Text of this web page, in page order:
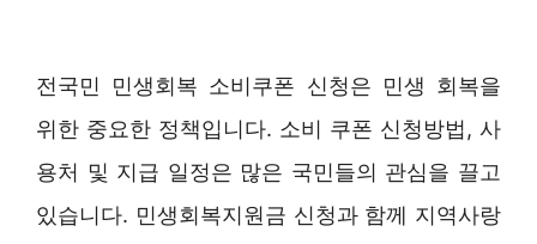
전국민 민생회복 소비쿠폰 신청은 민생 회복을
위한 중요한 정책입니다. 소비 쿠폰 신청방법, 사
용처 및 지급 일정은 많은 국민들의 관심을 끌고
있습니다. 민생회복지원금 신청과 함께 지역사랑